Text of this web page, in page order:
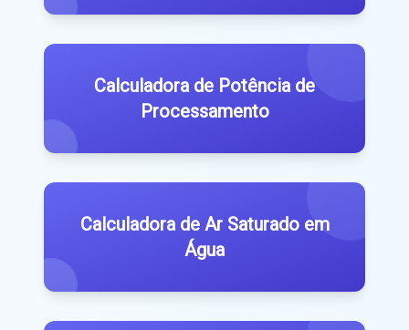
Calculadora de Potência de
Processamento
Calculadora de Ar Saturado em
Água